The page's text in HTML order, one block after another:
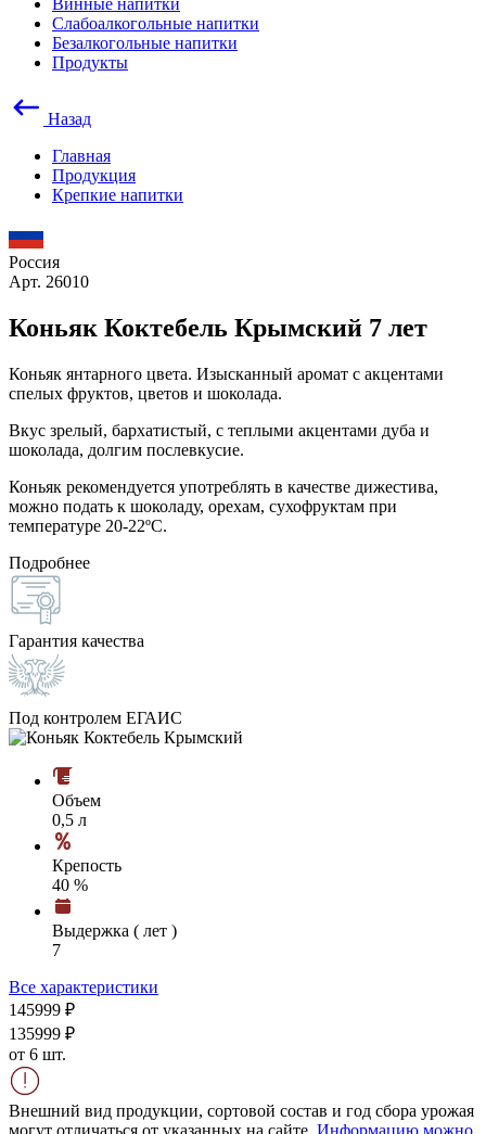
Винные напитки
Слабоалкогольные напитки
Безалкогольные напитки
Продукты
Назад
Главная
Продукция
Крепкие напитки
Россия
Арт. 26010
Коньяк Коктебель Крымский 7 лет
Коньяк янтарного цвета. Изысканный аромат с акцентами
спелых фруктов, цветов и шоколада.
Вкус зрелый, бархатистый, с теплыми акцентами дуба и
шоколада, долгим послевкусие.
Коньяк рекомендуется употреблять в качестве дижестива,
можно подать к шоколаду, орехам, сухофруктам при
температуре 20-22ºС.
Подробнее
Гарантия качества
Под контролем ЕГАИС
Объем
0,5 л
Крепость
40 %
Выдержка ( лет )
7
Все характеристики
145999 ₽
135999 ₽
от 6 шт.
Внешний вид продукции, сортовой состав и год сбора урожая
могут отличаться от указанных на сайте. Информацию можно